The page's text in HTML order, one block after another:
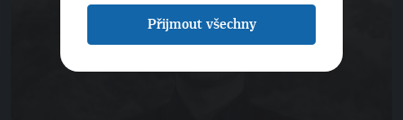
Přijmout všechny